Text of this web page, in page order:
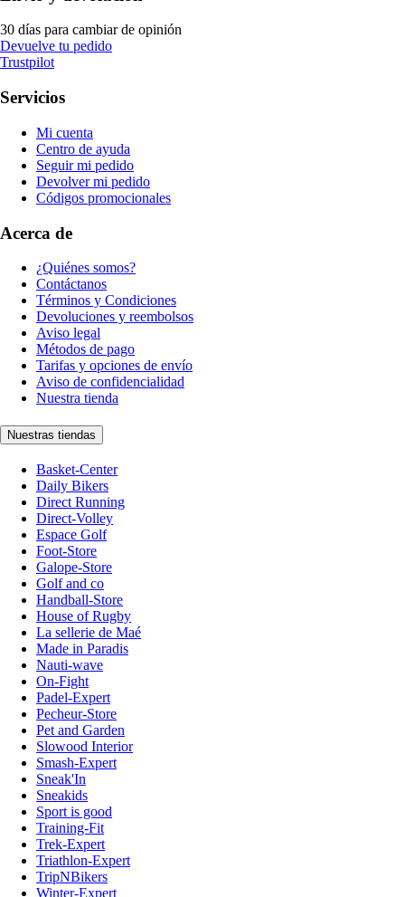
30 días para cambiar de opinión
Devuelve tu pedido
Trustpilot
Servicios
Mi cuenta
Centro de ayuda
Seguir mi pedido
Devolver mi pedido
Códigos promocionales
Acerca de
¿Quiénes somos?
Contáctanos
Términos y Condiciones
Devoluciones y reembolsos
Aviso legal
Métodos de pago
Tarifas y opciones de envío
Aviso de confidencialidad
Nuestra tienda
Nuestras tiendas
Basket-Center
Daily Bikers
Direct Running
Direct-Volley
Espace Golf
Foot-Store
Galope-Store
Golf and co
Handball-Store
House of Rugby
La sellerie de Maé
Made in Paradis
Nauti-wave
On-Fight
Padel-Expert
Pecheur-Store
Pet and Garden
Slowood Interior
Smash-Expert
Sneak'In
Sneakids
Sport is good
Training-Fit
Trek-Expert
Triathlon-Expert
TripNBikers
Winter-Expert